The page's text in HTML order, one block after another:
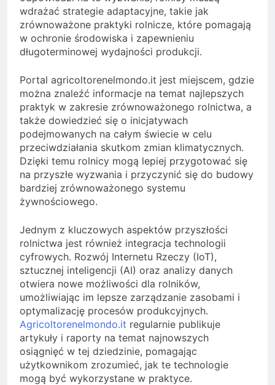
wdrażać strategie adaptacyjne, takie jak
zrównoważone praktyki rolnicze, które pomagają
w ochronie środowiska i zapewnieniu
długoterminowej wydajności produkcji.
Portal agricoltorenelmondo.it jest miejscem, gdzie
można znaleźć informacje na temat najlepszych
praktyk w zakresie zrównoważonego rolnictwa, a
także dowiedzieć się o inicjatywach
podejmowanych na całym świecie w celu
przeciwdziałania skutkom zmian klimatycznych.
Dzięki temu rolnicy mogą lepiej przygotować się
na przyszłe wyzwania i przyczynić się do budowy
bardziej zrównoważonego systemu
żywnościowego.
Jednym z kluczowych aspektów przyszłości
rolnictwa jest również integracja technologii
cyfrowych. Rozwój Internetu Rzeczy (IoT),
sztucznej inteligencji (AI) oraz analizy danych
otwiera nowe możliwości dla rolników,
umożliwiając im lepsze zarządzanie zasobami i
optymalizację procesów produkcyjnych.
Agricoltorenelmondo.it regularnie publikuje
artykuły i raporty na temat najnowszych
osiągnięć w tej dziedzinie, pomagając
użytkownikom zrozumieć, jak te technologie
mogą być wykorzystane w praktyce.